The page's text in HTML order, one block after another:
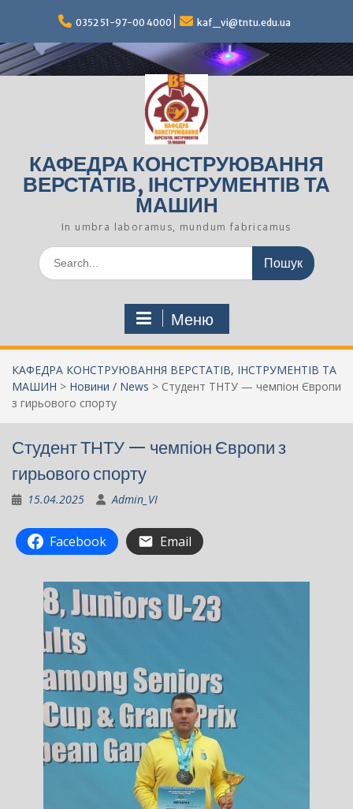
вмісту
0352 51-97-00 4000 kaf_vi@tntu.edu.ua
КАФЕДРА КОНСТРУЮВАННЯ
ВЕРСТАТІВ, ІНСТРУМЕНТІВ ТА
МАШИН
In umbra laboramus, mundum fabricamus
Шукати:
Меню
КАФЕДРА КОНСТРУЮВАННЯ ВЕРСТАТІВ, ІНСТРУМЕНТІВ ТА
МАШИН > Новини / News > Студент ТНТУ — чемпіон Європи
з гирьового спорту
Студент ТНТУ — чемпіон Європи з
гирьового спорту
15.04.2025 Admin_VI
Facebook Email